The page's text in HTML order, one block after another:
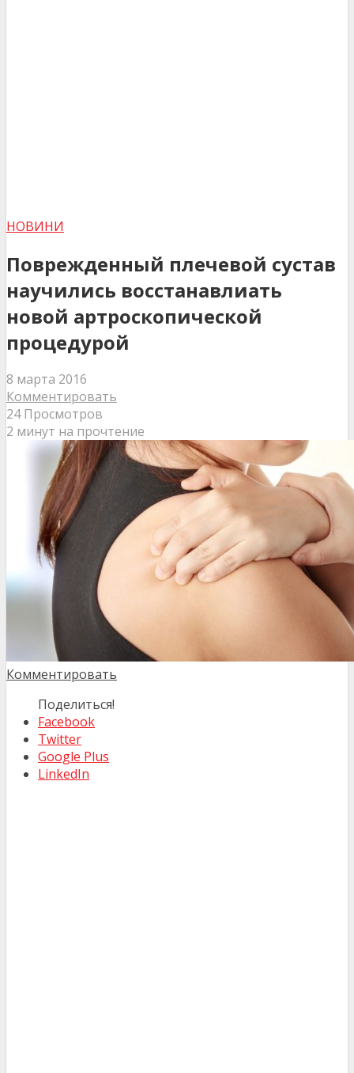
НОВИНИ
Поврежденный плечевой сустав
научились восстанавлиать
новой артроскопической
процедурой
8 марта 2016
Комментировать
24 Просмотров
2 минут на прочтение
Комментировать
Поделиться!
Facebook
Twitter
Google Plus
LinkedIn